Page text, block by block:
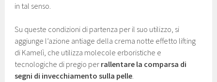
in tal senso.
Su queste condizioni di partenza per il suo utilizzo, si
aggiunge l’azione antiage della crema notte effetto lifting
di Kamelì, che utilizza molecole erboristiche e
tecnologiche di pregio per rallentare la comparsa di
segni di invecchiamento sulla pelle.